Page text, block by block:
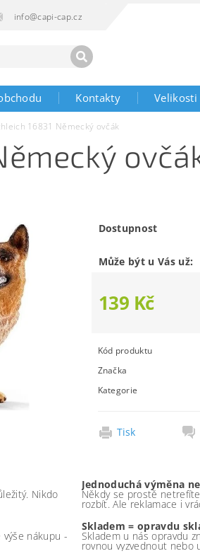
info@capi-cap.cz
Kontakty Velikosti
16831 Německý ovčák
Dostupnost
Může být u Vás už:
139 Kč
Kód produktu
Značka
Kategorie
Tisk
Nikdo
Jednoduchá výměna
Někdy se prostě
rozbít. Ale reklamace i
nákupu -
Skladem = opravdu
Skladem u nás opravdu
rovnou vyzvednout nebo